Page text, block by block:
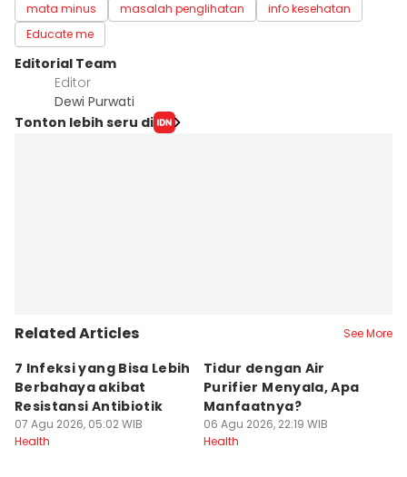
mata minus masalah penglihatan
info kesehatan
Educate me
Editorial Team
Editor
Dewi Purwati
Tonton lebih seru di
Related Articles See More
7 Infeksi yang Bisa Lebih
Berbahaya akibat
Resistansi Antibiotik
07 Agu 2026, 05:02 WIB
Health
Tidur dengan Air
Purifier Menyala, Apa
Manfaatnya?
06 Agu 2026, 22:19 WIB
Health